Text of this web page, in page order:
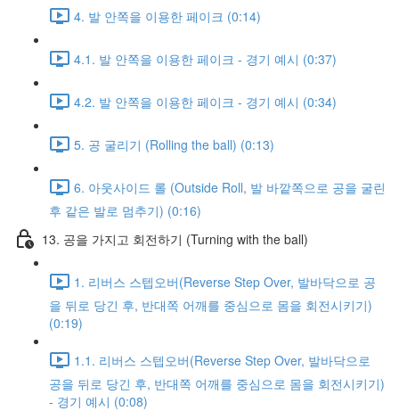
4. 발 안쪽을 이용한 페이크 (0:14)
4.1. 발 안쪽을 이용한 페이크 - 경기 예시 (0:37)
4.2. 발 안쪽을 이용한 페이크 - 경기 예시 (0:34)
5. 공 굴리기 (Rolling the ball) (0:13)
6. 아웃사이드 롤 (Outside Roll, 발 바깥쪽으로 공을 굴린
후 같은 발로 멈추기) (0:16)
13. 공을 가지고 회전하기 (Turning with the ball)
1. 리버스 스텝오버(Reverse Step Over, 발바닥으로 공
을 뒤로 당긴 후, 반대쪽 어깨를 중심으로 몸을 회전시키기)
(0:19)
1.1. 리버스 스텝오버(Reverse Step Over, 발바닥으로
공을 뒤로 당긴 후, 반대쪽 어깨를 중심으로 몸을 회전시키기)
- 경기 예시 (0:08)